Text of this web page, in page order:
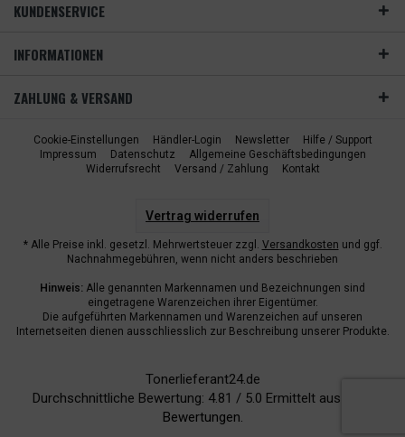
KUNDENSERVICE
INFORMATIONEN
ZAHLUNG & VERSAND
Cookie-Einstellungen Händler-Login Newsletter
Hilfe / Support
Impressum
Datenschutz
Allgemeine Geschäftsbedingungen
Widerrufsrecht
Versand / Zahlung Kontakt
Vertrag widerrufen
* Alle Preise inkl. gesetzl. Mehrwertsteuer zzgl. Versandkosten und ggf.
Nachnahmegebühren, wenn nicht anders beschrieben
Hinweis: Alle genannten Markennamen und Bezeichnungen sind
eingetragene Warenzeichen ihrer Eigentümer.
Die aufgeführten Markennamen und Warenzeichen auf unseren
Internetseiten dienen ausschliesslich zur Beschreibung unserer Produkte.
Tonerlieferant24.de
Durchschnittliche Bewertung: 4.81 / 5.0 Ermittelt aus
Bewertungen.